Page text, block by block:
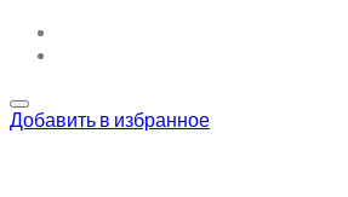
Добавить в избранное